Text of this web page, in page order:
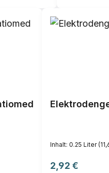
Inhalt: 0.25 Liter
Regulärer
2,92 €